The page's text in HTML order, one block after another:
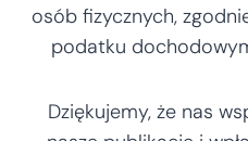
z
ł
osób fizycznych,
podatku
Dziękujemy, że nas